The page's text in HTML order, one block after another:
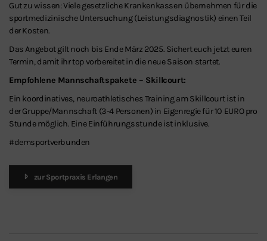
Gut zu wissen: Viele gesetzliche Krankenkassen übernehmen für die
sportmedizinische Untersuchung (Leistungsdiagnostik) einen Teil
der Kosten.
Das Angebot gilt noch bis Ende März 2025. Sichert euch jetzt euren
Termin, damit ihr top vorbereitet in die neue Saison startet.
Empfohlene Mannschaftspakete – Skillcourt:
Ein koordinatives, neuroathletisches Training am Skillcourt ist in
der Gruppe/Mannschaft (3-4 Personen) in Eigenregie für 10 EURO pro
Stunde möglich. Eine Einführungsstunde ist inklusive.
#demsportverbunden
zur Sportpraxis Erlangen